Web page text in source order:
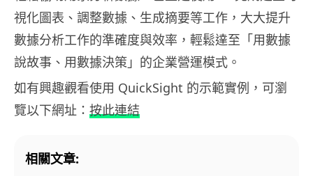
視化圖表、調整數據、生成摘要等工作，大大提升
數據分析工作的準確度與效率，輕鬆達至「用數據
說故事、用數據決策」的企業營運模式。
如有興趣觀看使用 QuickSight 的示範實例，可瀏
覽以下網址： 按此連結
相關文章: